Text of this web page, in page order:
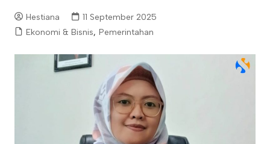
Hestiana
11 September 2025
Ekonomi & Bisnis, Pemerintahan